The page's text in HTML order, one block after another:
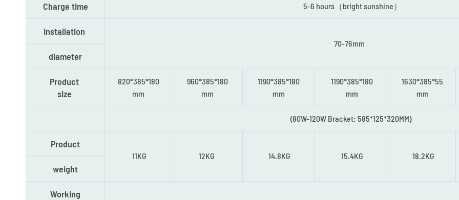
Charge time 5-6 hours（bright sunshine）
Installation
70-76mm
diameter
Product
size
820*385*180
mm
960*385*180
mm
1190*385*180
mm
1190*385*180
mm
1630*385*55
mm
(80W-120W Bracket: 585*125*320MM)
Product
11KG 12KG 14.8KG 15.4KG 18.2KG
weight
Working